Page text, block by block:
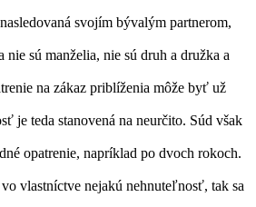
svojím bývalým partnerom,
sú manželia, nie sú druh a družka a
na zákaz priblíženia môže byť už
je teda stanovená na neurčito. Súd však
opatrenie, napríklad po dvoch rokoch.
vlastníctve nejakú nehnuteľnosť, tak sa